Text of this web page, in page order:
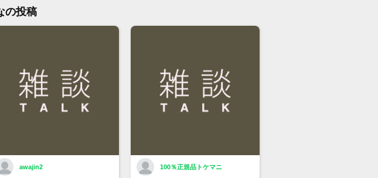
の投稿
awajin2 100％正規品トケマニ